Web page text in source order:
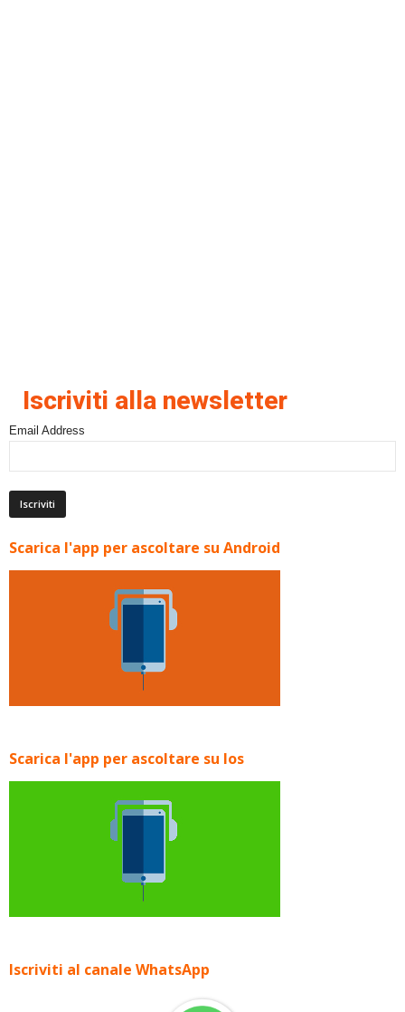
Iscriviti alla newsletter
Email Address
Scarica l'app per ascoltare su Android
Scarica l'app per ascoltare su Ios
Iscriviti al canale WhatsApp